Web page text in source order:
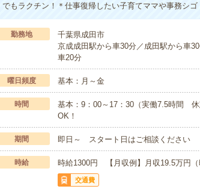
でもラクチン！＊仕事復帰したい子育てママや事務シ
勤務地
千葉県成田市
京成成田駅から車30分／成田駅から車
車20分
曜日頻度 基本：月～金
時間
基本：9：00～17：30（実働7.5時間
OK！
期間 即日～ スタート日はご相談ください
時給 時給1300円 【月収例】月収19.5万円（
交通費